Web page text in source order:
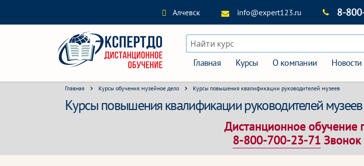
Алчевск info@expert123.ru 8-
Найти курс
Главная Курсы О компании Новости
Главная Курсы обучения музейное дело Курсы повышения квалификации руководителей музеев
Курсы повышения квалификации руководителей музеев
Дистанционное обучение
8-800-700-23-71